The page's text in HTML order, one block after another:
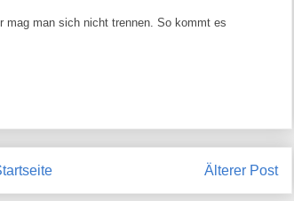
mag man sich nicht trennen. So kommt es
Älterer Post